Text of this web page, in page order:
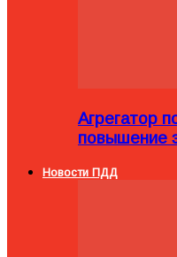
Агрегатор
повышение
Новости ПДД